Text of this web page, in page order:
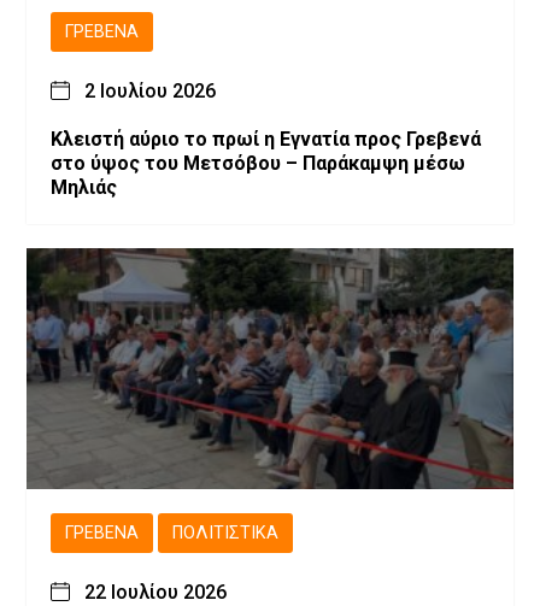
ΓΡΕΒΕΝΆ
2 Ιουλίου 2026
Κλειστή αύριο το πρωί η Εγνατία προς Γρεβενά
στο ύψος του Μετσόβου – Παράκαμψη μέσω
Μηλιάς
ΓΡΕΒΕΝΆ ΠΟΛΙΤΙΣΤΙΚΆ
22 Ιουλίου 2026